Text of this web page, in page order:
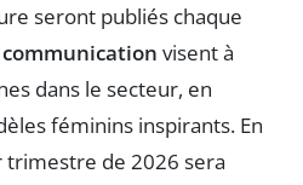
seront publiés chaque
visent à
dans le secteur, en
féminins inspirants. En
de 2026 sera